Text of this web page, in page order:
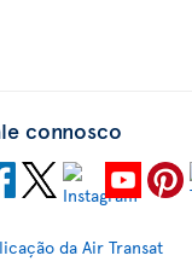
connosco
da Air Transat